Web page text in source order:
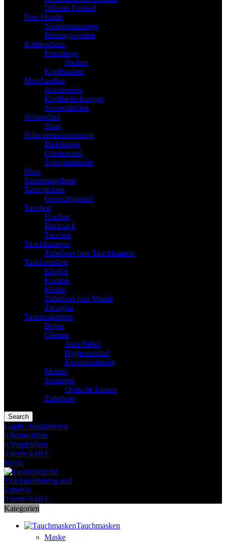
Offenes Fussteil
Fuer Hunde
Neoprenanzuege
Rettungswesten
Kaelteschutz
Fuesslinge
Socken
Kopfhauben
Merchandise
Accessoires
Kopfbedeckungen
Sonnenbrillen
Schnorchel
Shop
Schwimmausruestung
Badekappe
Ohrstoepsel
Schwimmbrille
Shop
Sonderangebote
Tarierjackets
Gewichtguertel
Taschen
Huellen
Rucksack
Taschen
Tauchkameras
Zubehoer fuer Tauchkamera
Tauchmasken
Einglas
Kombis
Maske
Zubehoer fuer Maske
Zweiglas
Tauchzubehoer
Bojen
Chemie
Anti-Nebel
Hygienemittel
Kennzeichnung
Messer
Sonstiges
Optische Linsen
Zubehoer
Search
Login / Registrieren
0 Wunschliste
0 Vergleichen
0 items 0,00 €
Menü
0 items 0,00 €
Kategorien
Tauchmasken
Maske